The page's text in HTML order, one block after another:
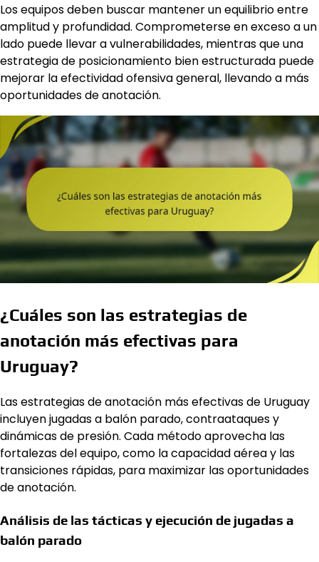
Los equipos deben buscar mantener un equilibrio entre
amplitud y profundidad. Comprometerse en exceso a un
lado puede llevar a vulnerabilidades, mientras que una
estrategia de posicionamiento bien estructurada puede
mejorar la efectividad ofensiva general, llevando a más
oportunidades de anotación.
¿Cuáles son las estrategias de
anotación más efectivas para
Uruguay?
Las estrategias de anotación más efectivas de Uruguay
incluyen jugadas a balón parado, contraataques y
dinámicas de presión. Cada método aprovecha las
fortalezas del equipo, como la capacidad aérea y las
transiciones rápidas, para maximizar las oportunidades
de anotación.
Análisis de las tácticas y ejecución de jugadas a
balón parado